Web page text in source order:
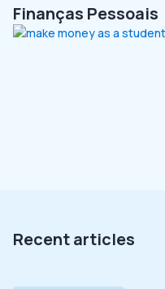
Finanças Pessoais
Recent articles